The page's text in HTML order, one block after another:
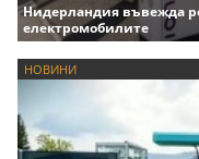
Нидерландия въвежда
електромобилите
НОВИНИ